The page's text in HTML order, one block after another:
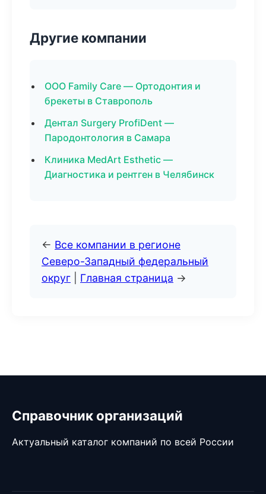
Другие компании
ООО Family Care — Ортодонтия и
брекеты в Ставрополь
Дентал Surgery ProfiDent —
Пародонтология в Самара
Клиника MedArt Esthetic —
Диагностика и рентген в Челябинск
← Все компании в регионе
Северо-Западный федеральный
округ
Главная страница →
Справочник организаций
Актуальный каталог компаний по всей России